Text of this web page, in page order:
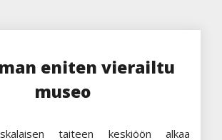
eniten vierailtu
museo
taiteen keskiöön alkaa